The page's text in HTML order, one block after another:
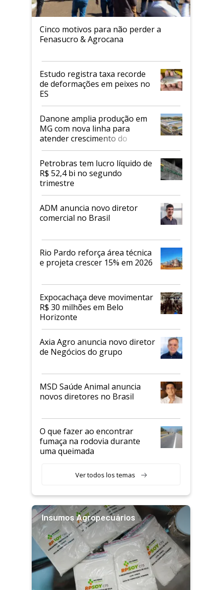
Cinco motivos para não perder a
Fenasucro & Agrocana
Estudo registra taxa recorde
de deformações em peixes no
ES
Danone amplia produção em
MG com nova linha para
atender crescimento do
mercado de alimentos
proteicos
Petrobras tem lucro líquido de
R$ 52,4 bi no segundo
trimestre
ADM anuncia novo diretor
comercial no Brasil
Rio Pardo reforça área técnica
e projeta crescer 15% em 2026
Expocachaça deve movimentar
R$ 30 milhões em Belo
Horizonte
Axia Agro anuncia novo diretor
de Negócios do grupo
MSD Saúde Animal anuncia
novos diretores no Brasil
O que fazer ao encontrar
fumaça na rodovia durante
uma queimada
Ver todos los temas
Insumos Agropecuários